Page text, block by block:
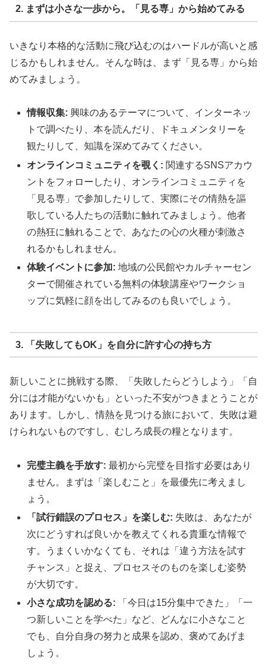
2. まずは小さな一歩から。「見る専」から始めてみる
いきなり本格的な活動に飛び込むのはハードルが高いと感
じるかもしれません。そんな時は、まず「見る専」から始
めてみましょう。
情報収集: 興味のあるテーマについて、インターネッ
トで調べたり、本を読んだり、ドキュメンタリーを
観たりして、知識を深めてみてください。
オンラインコミュニティを覗く: 関連するSNSアカウ
ントをフォローしたり、オンラインコミュニティを
「見る専」で参加したりして、実際にその情熱を謳
歌している人たちの活動に触れてみましょう。他者
の熱狂に触れることで、あなたの心の火種が刺激さ
れるかもしれません。
体験イベントに参加: 地域の公民館やカルチャーセン
ターで開催されている無料の体験講座やワークショ
ップに気軽に顔を出してみるのも良いでしょう。
3. 「失敗してもOK」を自分に許す心の持ち方
新しいことに挑戦する際、「失敗したらどうしよう」「自
分には才能がないかも」といった不安がつきまとうことが
あります。しかし、情熱を見つける旅において、失敗は避
けられないものですし、むしろ成長の糧となります。
完璧主義を手放す: 最初から完璧を目指す必要はあり
ません。まずは「楽しむこと」を最優先に考えまし
ょう。
「試行錯誤のプロセス」を楽しむ: 失敗は、あなたが
次にどうすれば良いかを教えてくれる貴重な情報で
す。うまくいかなくても、それは「違う方法を試す
チャンス」と捉え、プロセスそのものを楽しむ姿勢
が大切です。
小さな成功を認める: 「今日は15分集中できた」「一
つ新しいことを学べた」など、どんなに小さなこと
でも、自分自身の努力と成果を認め、褒めてあげま
しょう。